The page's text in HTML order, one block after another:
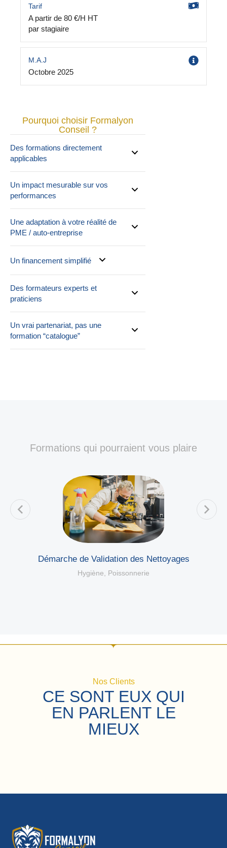
Tarif
A partir de 80 €/H HT
par stagiaire
M.A.J
Octobre 2025
Pourquoi choisir Formalyon
Conseil ?
Des formations directement
applicables
Un impact mesurable sur vos
performances
Une adaptation à votre réalité de
PME / auto-entreprise
Un financement simplifié
Des formateurs experts et
praticiens
Un vrai partenariat, pas une
formation “catalogue”
Formations qui pourraient vous plaire
Démarche de Validation des Nettoyages
Hygiène Poissonnerie
Nos Clients
CE SONT EUX QUI
EN PARLENT LE
MIEUX